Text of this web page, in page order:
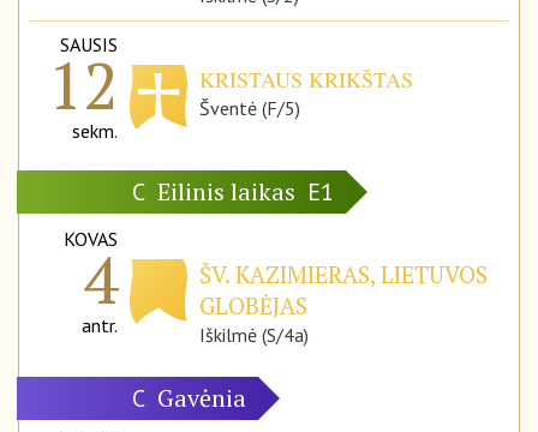
SAUSIS
12
sekm.
KRISTAUS KRIKŠTAS
Šventė (F/5)
C Eilinis laikas E1
KOVAS
4
antr.
ŠV. KAZIMIERAS, LIETUVOS
GLOBĖJAS
Iškilmė (S/4a)
C Gavėnia